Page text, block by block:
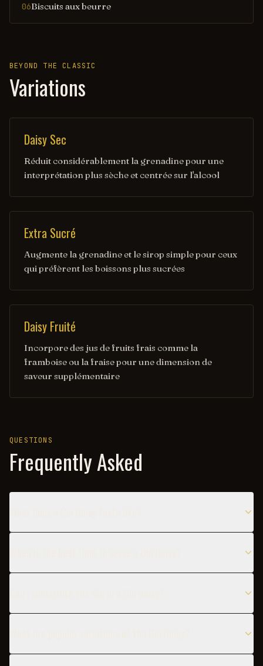
06Biscuits aux beurre
BEYOND THE CLASSIC
Variations
Daisy Sec
Réduit considérablement la grenadine pour une
interprétation plus sèche et centrée sur l'alcool
Extra Sucré
Augmente la grenadine et le sirop simple pour ceux
qui préfèrent les boissons plus sucrées
Daisy Fruité
Incorpore des jus de fruits frais comme la
framboise ou la fraise pour une dimension de
saveur supplémentaire
QUESTIONS
Frequently Asked